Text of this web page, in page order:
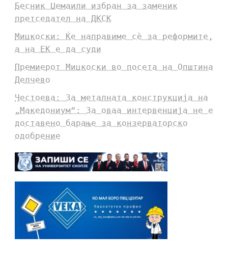
Бесник Џемаили избран за заменик
претседател на ДКСК
Мицкоски: Ќе направиме сè за реформите,
а на ЕК е да суди
Премиерот Мицкоски во посета на Општина
Делчево
Честоева: За металната конструкција на
„Македониум“: За оваа интервенција не е
доставено барање за конзерваторско
одобрение